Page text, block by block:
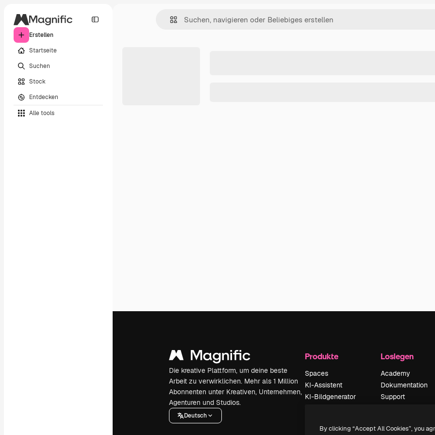
Erstellen
Startseite
Suchen
Stock
Entdecken
Alle tools
Die kreative Plattform, um deine beste
Arbeit zu verwirklichen. Mehr als 1 Million
Abonnenten unter Kreativen, Unternehmen,
Agenturen und Studios.
Deutsch
Produkte
Spaces
KI-Assistent
KI-Bildgenerator
Stimmengenerator
Loslegen
Academy
Dokumentation
Support
Originale Neu
By clicking “Accept All Cookies”, you